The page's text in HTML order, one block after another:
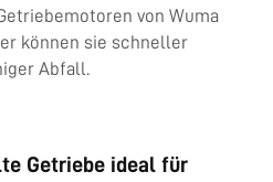
von Wuma
können sie schneller
Abfall.
Getriebe ideal für